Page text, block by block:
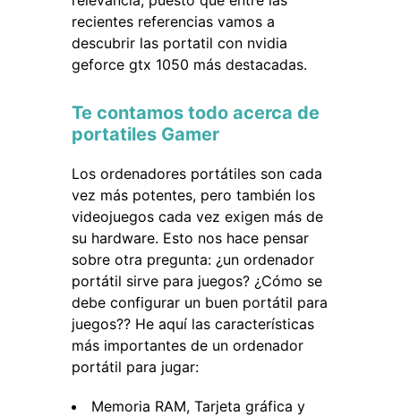
recientes referencias vamos a
descubrir las portatil con nvidia
geforce gtx 1050 más destacadas.
Te contamos todo acerca de
portatiles Gamer
Los ordenadores portátiles son cada
vez más potentes, pero también los
videojuegos cada vez exigen más de
su hardware. Esto nos hace pensar
sobre otra pregunta: ¿un ordenador
portátil sirve para juegos? ¿Cómo se
debe configurar un buen portátil para
juegos?? He aquí las características
más importantes de un ordenador
portátil para jugar:
Memoria RAM, Tarjeta gráfica y